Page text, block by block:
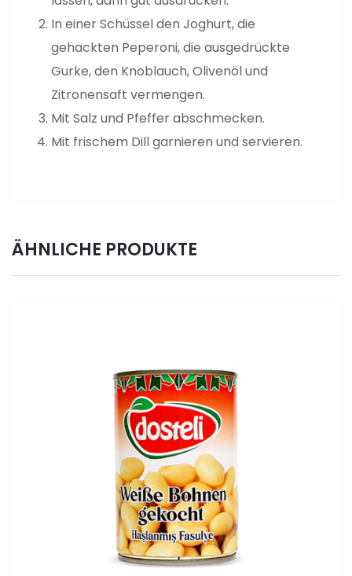
In einer Schüssel den Joghurt, die
gehackten Peperoni, die ausgedrückte
Gurke, den Knoblauch, Olivenöl und
Zitronensaft vermengen.
Mit Salz und Pfeffer abschmecken.
Mit frischem Dill garnieren und servieren.
ÄHNLICHE PRODUKTE